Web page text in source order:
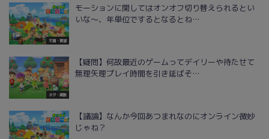
不満・要望
モーションに関してはオンオフ切り替えられるとい
いな～、年単位でするとなるとね…
ネタ・雑談
【疑問】何故最近のゲームってデイリーや待たせて
無理矢理プレイ時間を引き延ばそ…
【議論】なんか今回あつまれなのにオンライン微妙
じゃね？